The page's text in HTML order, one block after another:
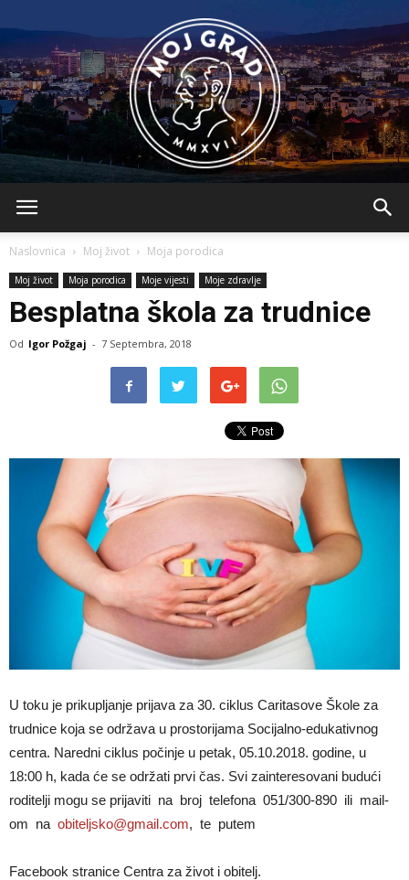
Naslovnica Moj život Moja porodica
Moj život Moja porodica Moje vijesti Moje zdravlje
Besplatna škola za trudnice
Od Igor Požgaj - 7 Septembra, 2018
U toku je prikupljanje prijava za 30. ciklus Caritasove Škole za
trudnice koja se održava u prostorijama Socijalno-edukativnog
centra. Naredni ciklus počinje u petak, 05.10.2018. godine, u
18:00 h, kada će se održati prvi čas. Svi zainteresovani budući
roditelji mogu se prijaviti na broj telefona 051/300-890 ili mail-
om na obiteljsko@gmail.com, te putem
Facebook stranice Centra za život i obitelj.